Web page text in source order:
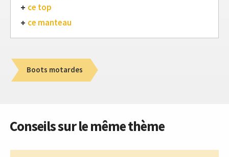
ce top
ce manteau
Boots motardes
Conseils sur le même thème